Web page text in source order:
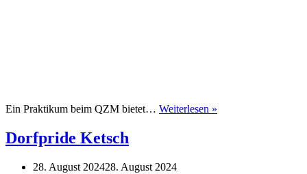
Ein Praktikum beim QZM bietet… Weiterlesen »
Dorfpride Ketsch
28. August 202428. August 2024